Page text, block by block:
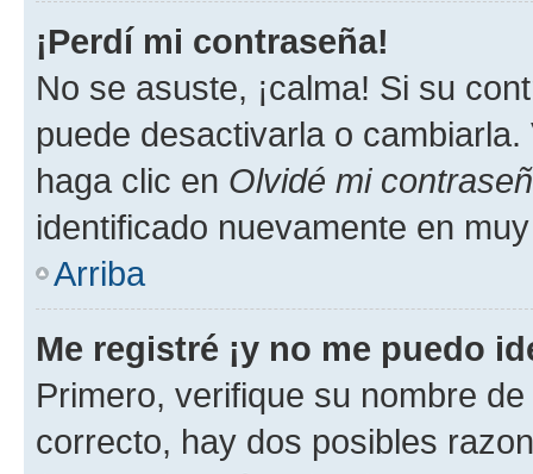
¡Perdí mi contraseña!
No se asuste, ¡calma! Si su
puede desactivarla o
haga clic en Olvidé mi
identificado nuevamente en
Arriba
Me registré ¡y no me puedo
Primero, verifique su nombre
correcto, hay dos posibles